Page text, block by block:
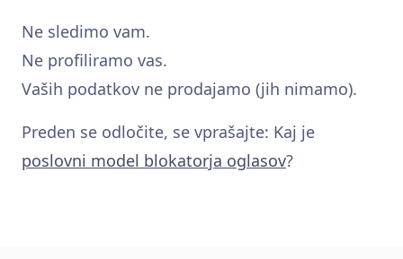
Ne sledimo vam.
Ne profiliramo vas.
Vaših podatkov ne prodajamo (jih nimamo).
Preden se odločite, se vprašajte: Kaj je
poslovni model blokatorja oglasov?